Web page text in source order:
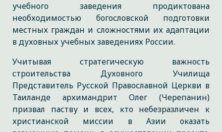
учебного заведения продиктована
необходимостью богословской подготовки
местных граждан и сложностями их адаптации
в духовных учебных заведениях России.
Учитывая стратегическую важность
строительства Духовного Училища
Представитель Русской Православной Церкви в
Таиланде архимандрит Олег (Черепанин)
призвал паству и всех, кто небезразличен к
христианской миссии в Азии оказать